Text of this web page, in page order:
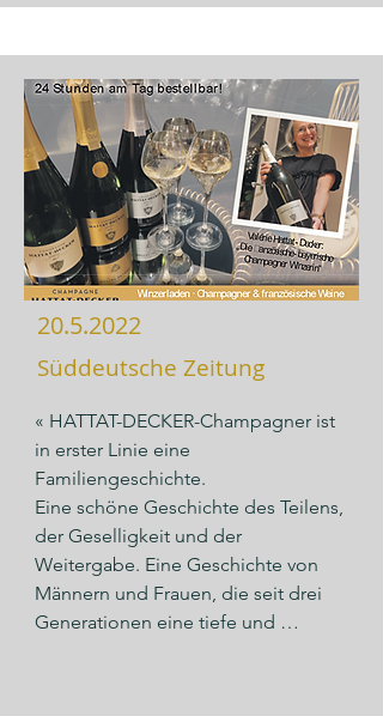
Ausweitung auf den gesamten
deutschen Markt an. Ihr Erfolg liegt
im französischen Flair und der
steigenden Nachfrage nach
Luxusprodukten in Deutschland
begründet.
20.5.2022
Süddeutsche Zeitung
« HATTAT-DECKER-Champagner ist
in erster Linie eine
Familiengeschichte.
Eine schöne Geschichte des Teilens,
der Geselligkeit und der
Weitergabe. Eine Geschichte von
Männern und Frauen, die seit drei
Generationen eine tiefe und